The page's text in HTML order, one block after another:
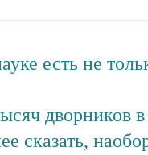
есть не
сказать,